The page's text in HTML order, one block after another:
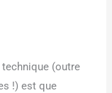
technique (outre
!) est que